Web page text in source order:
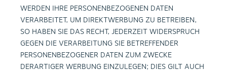
WERDEN IHRE PERSONENBEZOGENEN DATEN
VERARBEITET, UM DIREKTWERBUNG ZU BETREIBEN,
SO HABEN SIE DAS RECHT, JEDERZEIT WIDERSPRUCH
GEGEN DIE VERARBEITUNG SIE BETREFFENDER
PERSONENBEZOGENER DATEN ZUM ZWECKE
DERARTIGER WERBUNG EINZULEGEN; DIES GILT AUCH